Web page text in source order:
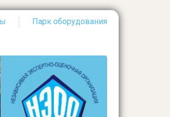
Парк оборудования